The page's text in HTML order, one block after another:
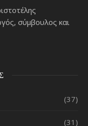
σύμβουλος και
(37)
(31)